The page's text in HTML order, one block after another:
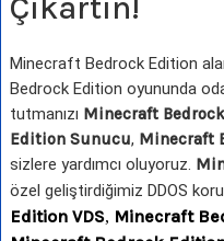
Minecraft Bedrock Edition
Bedrock Edition oyununda
tutmanızı Minecraft
Edition Sunucu, Minecraft
sizlere yardımcı oluyoruz.
özel geliştirdiğimiz DDOS
Edition VDS, Minecraft